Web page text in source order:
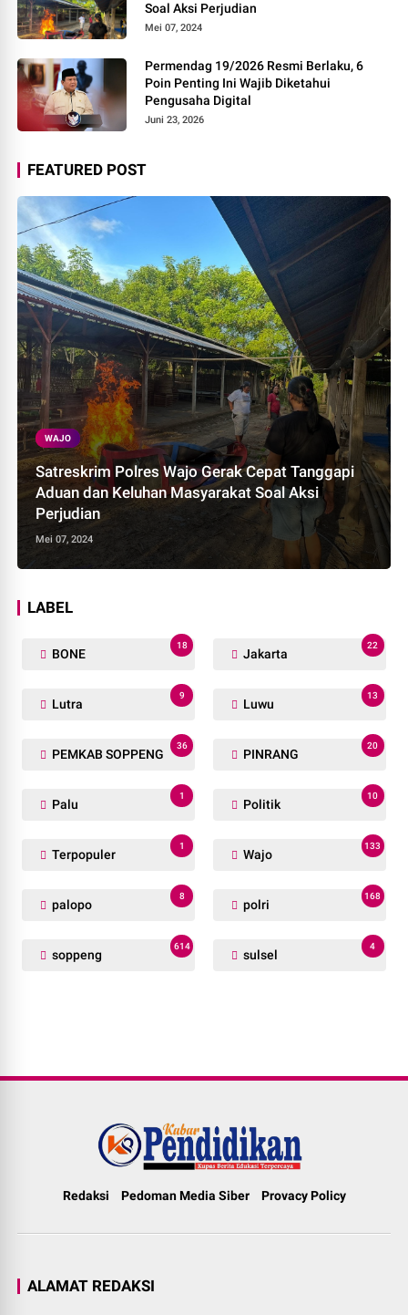
Soal Aksi Perjudian
Mei 07, 2024
Permendag 19/2026 Resmi Berlaku, 6
Poin Penting Ini Wajib Diketahui
Pengusaha Digital
Juni 23, 2026
FEATURED POST
WAJO
Satreskrim Polres Wajo Gerak Cepat Tanggapi
Aduan dan Keluhan Masyarakat Soal Aksi
Perjudian
Mei 07, 2024
LABEL
BONE
18
Jakarta
22
Lutra
9
Luwu
13
PEMKAB SOPPENG
36
PINRANG
20
Palu
1
Politik
10
Terpopuler
1
Wajo
133
palopo
8
polri
168
soppeng
614
sulsel
4
Redaksi Pedoman Media Siber Provacy Policy
ALAMAT REDAKSI